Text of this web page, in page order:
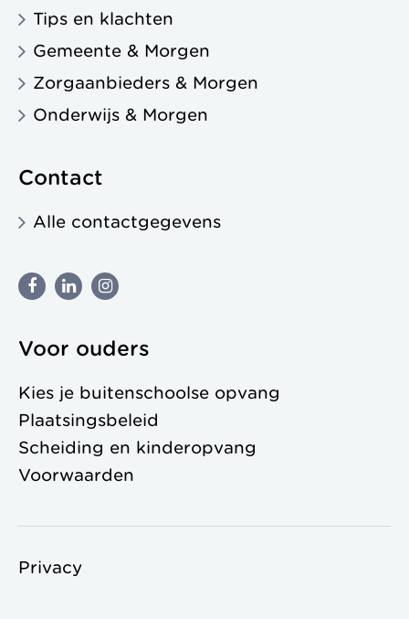
Tips en klachten
Gemeente & Morgen
Zorgaanbieders & Morgen
Onderwijs & Morgen
Contact
Alle contactgegevens
Voor ouders
Kies je buitenschoolse opvang
Plaatsingsbeleid
Scheiding en kinderopvang
Voorwaarden
Privacy